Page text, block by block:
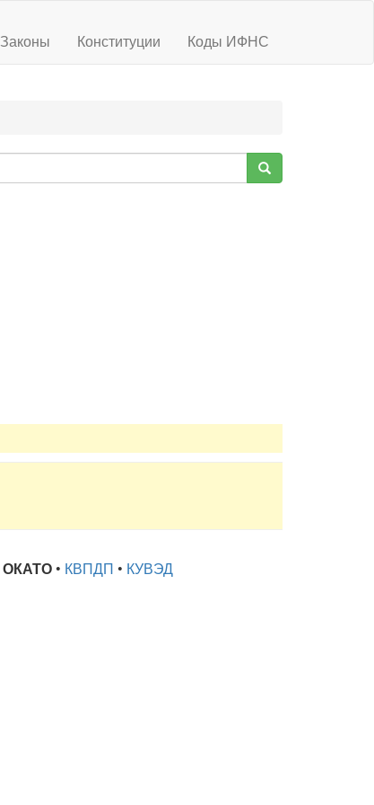
Законы Конституции Коды ИФНС
ОКАТО• КВПДП • КУВЭД